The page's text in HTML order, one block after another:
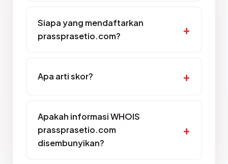
Siapa yang mendaftarkan
prassprasetio.com?
Apa arti skor?
Apakah informasi WHOIS
prassprasetio.com
disembunyikan?